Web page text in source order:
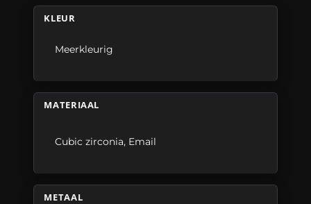
KLEUR
Meerkleurig
MATERIAAL
Cubic zirconia, Email
METAAL